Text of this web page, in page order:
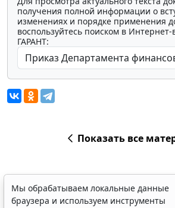
получения полной информации о
изменениях и порядке применения
воспользуйтесь поиском в
ГАРАНТ:
Показать все
Мы обрабатываем локальные данные
браузера и используем инструменты